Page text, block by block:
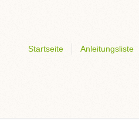
Startseite Anleitungsliste